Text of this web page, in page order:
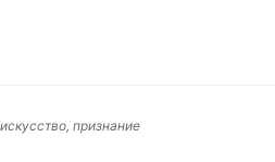
признание